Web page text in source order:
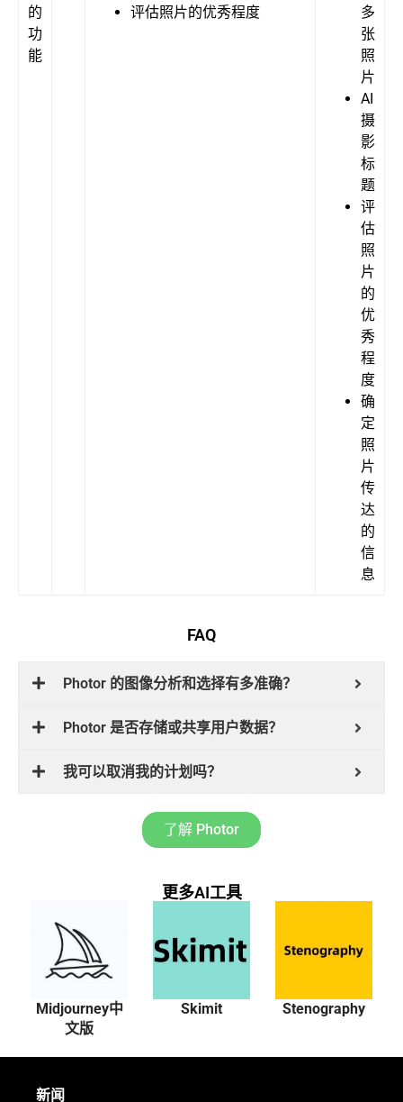
的
功
能
评估照片的优秀程度
多
张
照
片
AI
摄
影
标
题
评
估
照
片
的
优
秀
程
度
确
定
照
片
传
达
的
信
息
FAQ
Photor 的图像分析和选择有多准确？
Photor 是否存储或共享用户数据？
我可以取消我的计划吗？
了解 Photor
更多AI工具
Midjourney中
文版
Skimit Stenography
新闻